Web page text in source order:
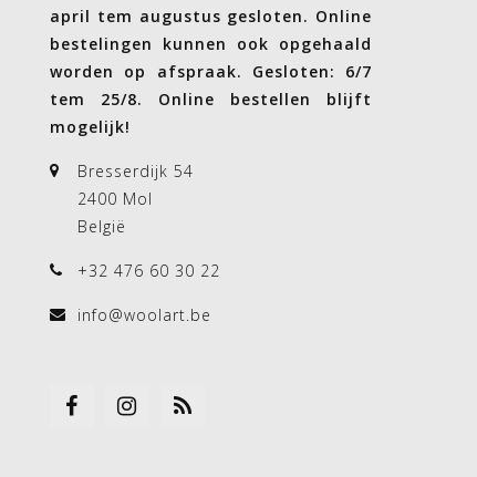
april tem augustus gesloten. Online
bestelingen kunnen ook opgehaald
worden op afspraak. Gesloten: 6/7
tem 25/8. Online bestellen blijft
mogelijk!
Bresserdijk 54
2400 Mol
België
+32 476 60 30 22
info@woolart.be